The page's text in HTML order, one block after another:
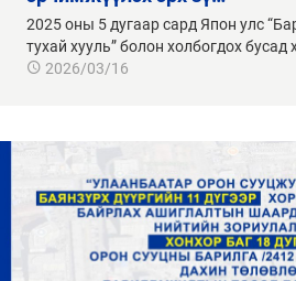
2025 оны 5 дугаар сард Япон улс
тухай хууль” болон холбогдох бусад
2026/03/16